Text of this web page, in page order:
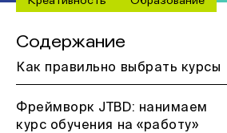
Содержание
Как правильно выбрать курсы
Фреймворк JTBD: нанимаем
курс обучения на «работу»